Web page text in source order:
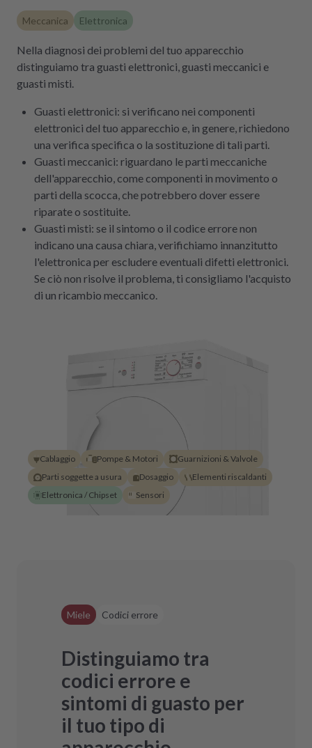
Meccanica Elettronica
Nella diagnosi dei problemi del tuo apparecchio
distinguiamo tra guasti elettronici, guasti meccanici e
guasti misti.
Guasti elettronici: si verificano nei componenti
elettronici del tuo apparecchio e, in genere, richiedono
una verifica specifica o la sostituzione di tali parti.
Guasti meccanici: riguardano le parti meccaniche
dell'apparecchio, come componenti in movimento o
parti della scocca, che potrebbero dover essere
riparate o sostituite.
Guasti misti: se il sintomo o il codice errore non
indicano una causa chiara, verifichiamo innanzitutto
l'elettronica per escludere eventuali difetti elettronici.
Se ciò non risolve il problema, ti consigliamo l'acquisto
di un ricambio meccanico.
Cablaggio Pompe & Motori
Guarnizioni & Valvole
Parti soggette a usura
Dosaggio
Elementi riscaldanti
Elettronica / Chipset
Sensori
Miele Codici errore
Distinguiamo tra
codici errore e
sintomi di guasto per
il tuo tipo di